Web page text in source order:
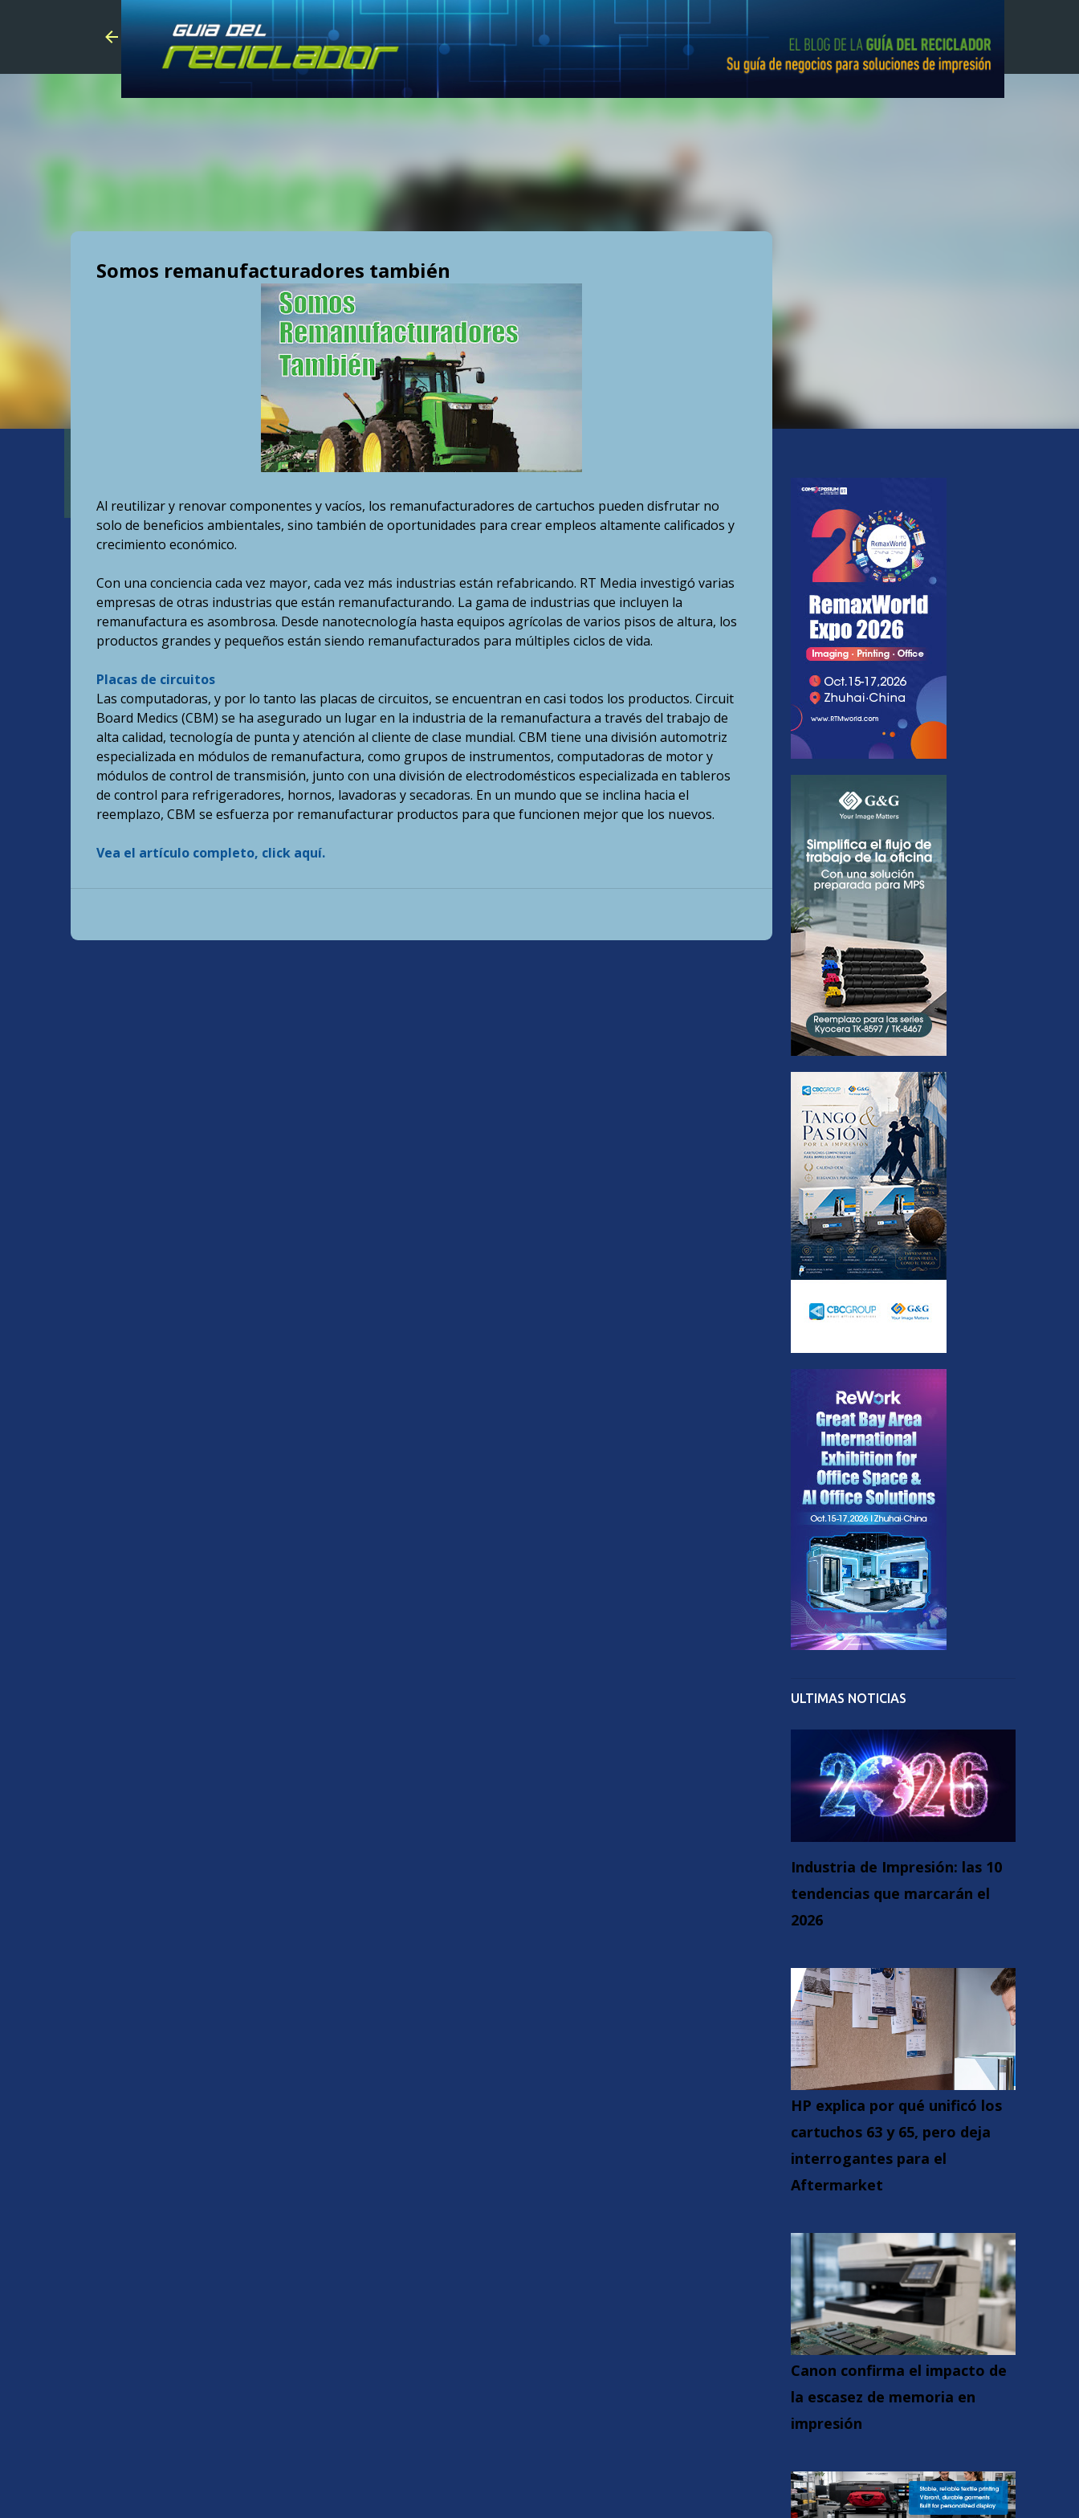
Skip to main content
Somos remanufacturadores también
Al reutilizar y renovar componentes y vacíos, los remanufacturadores de cartuchos pueden disfrutar no
solo de beneficios ambientales, sino también de oportunidades para crear empleos altamente calificados y
crecimiento económico.
Con una conciencia cada vez mayor, cada vez más industrias están refabricando. RT Media investigó varias
empresas de otras industrias que están remanufacturando. La gama de industrias que incluyen la
remanufactura es asombrosa. Desde nanotecnología hasta equipos agrícolas de varios pisos de altura, los
productos grandes y pequeños están siendo remanufacturados para múltiples ciclos de vida.
Placas de circuitos
Las computadoras, y por lo tanto las placas de circuitos, se encuentran en casi todos los productos. Circuit
Board Medics (CBM) se ha asegurado un lugar en la industria de la remanufactura a través del trabajo de
alta calidad, tecnología de punta y atención al cliente de clase mundial. CBM tiene una división automotriz
especializada en módulos de remanufactura, como grupos de instrumentos, computadoras de motor y
módulos de control de transmisión, junto con una división de electrodomésticos especializada en tableros
de control para refrigeradores, hornos, lavadoras y secadoras. En un mundo que se inclina hacia el
reemplazo, CBM se esfuerza por remanufacturar productos para que funcionen mejor que los nuevos.
Vea el artículo completo, click aquí.
ULTIMAS NOTICIAS
Industria de Impresión: las 10
tendencias que marcarán el
2026
HP explica por qué unificó los
cartuchos 63 y 65, pero deja
interrogantes para el
Aftermarket
Canon confirma el impacto de
la escasez de memoria en
impresión